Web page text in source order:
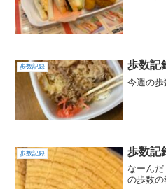
歩数記録 歩数
今週の歩
歩数記録 歩数
なーん
の歩数の